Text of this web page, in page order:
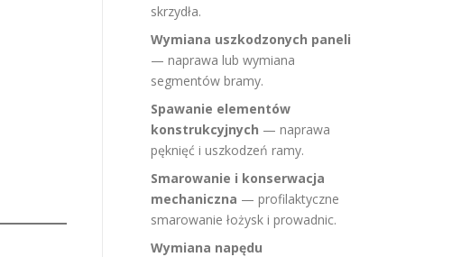
skrzydła.
Wymiana uszkodzonych paneli
— naprawa lub wymiana
segmentów bramy.
Spawanie elementów
konstrukcyjnych — naprawa
pęknięć i uszkodzeń ramy.
Smarowanie i konserwacja
mechaniczna — profilaktyczne
smarowanie łożysk i prowadnic.
Wymiana napędu